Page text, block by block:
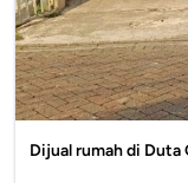
Dijual rumah di Duta